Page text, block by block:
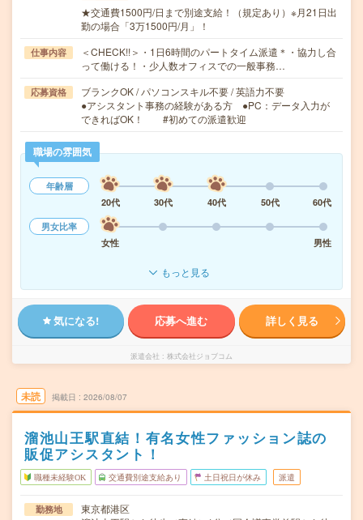
★交通費1500円/日まで別途支給！（規定あり）※月21日出
勤の場合「3万1500円/月」！
仕事内容
＜CHECK!!＞・1日6時間のパートタイム派遣＊・協力し合
って働ける！・少人数オフィスでの一般事務…
応募資格
ブランクOK / パソコンスキル不要 / 英語力不要
●アシスタント事務の経験がある方 ●PC：データ入力が
できればOK！ #初めての派遣歓迎
職場の雰囲気
年齢層
20代
30代 40代 50代
60代
男女比率
女性
男性
もっと見る
気になる! 応募へ進む 詳しく見る
派遣会社 株式会社ジョブコム
未読 掲載日 2026/08/07
溜池山王駅直結！有名女性ファッション誌の
販促アシスタント！
職種未経験OK 交通費別途支給あり 土日祝日が休み 派遣
勤務地
東京都港区